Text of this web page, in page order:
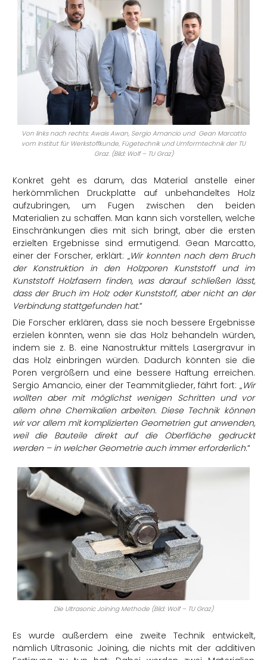
Von links nach rechts: Awais Awan, Sergio Amancio und Gean Marcatto
vom Institut für Werkstoffkunde, Fügetechnik und Umformtechnik der TU
Graz. (Bild: Wolf – TU Graz)
Konkret geht es darum, das Material anstelle einer
herkömmlichen Druckplatte auf unbehandeltes Holz
aufzubringen, um Fugen zwischen den beiden
Materialien zu schaffen. Man kann sich vorstellen, welche
Einschränkungen dies mit sich bringt, aber die ersten
erzielten Ergebnisse sind ermutigend. Gean Marcatto,
einer der Forscher, erklärt: „Wir konnten nach dem Bruch
der Konstruktion in den Holzporen Kunststoff und im
Kunststoff Holzfasern finden, was darauf schließen lässt,
dass der Bruch im Holz oder Kunststoff, aber nicht an der
Verbindung stattgefunden hat.“
Die Forscher erklären, dass sie noch bessere Ergebnisse
erzielen könnten, wenn sie das Holz behandeln würden,
indem sie z. B. eine Nanostruktur mittels Lasergravur in
das Holz einbringen würden. Dadurch könnten sie die
Poren vergrößern und eine bessere Haftung erreichen.
Sergio Amancio, einer der Teammitglieder, fährt fort: „Wir
wollten aber mit möglichst wenigen Schritten und vor
allem ohne Chemikalien arbeiten. Diese Technik können
wir vor allem mit komplizierten Geometrien gut anwenden,
weil die Bauteile direkt auf die Oberfläche gedruckt
werden – in welcher Geometrie auch immer erforderlich.“
Die Ultrasonic Joining Methode (Bild: Wolf – TU Graz)
Es wurde außerdem eine zweite Technik entwickelt,
nämlich Ultrasonic Joining, die nichts mit der additiven